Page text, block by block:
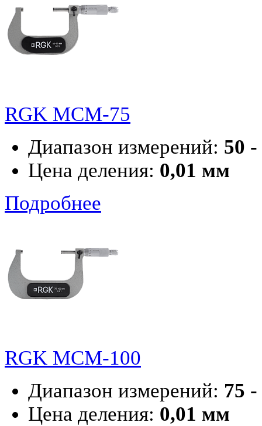
RGK MCM-75
Диапазон измерений: 50
Цена деления: 0,01 мм
Подробнее
RGK MCM-100
Диапазон измерений: 75
Цена деления: 0,01 мм